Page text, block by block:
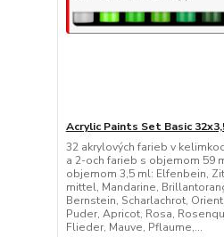
Acrylic Paints Set Basic
32 akrylových farieb v
a 2-och farieb s objemom 59
objemom 3,5 ml: Elfenbein,
mittel, Mandarine,
Bernstein, Scharlachrot,
Puder, Apricot, Rosa,
Flieder, Mauve, Pflaume,...